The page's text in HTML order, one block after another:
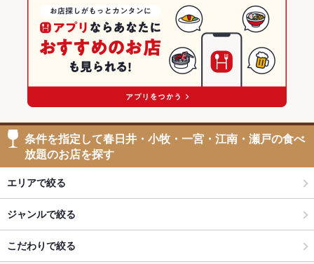
条件を指定して春日井・小牧・一宮・江南・瀬戸の食べ
放題のお店を探す
エリアで絞る
ジャンルで絞る
こだわりで絞る